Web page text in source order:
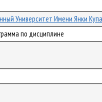
Университет Имени Янки
по дисциплине